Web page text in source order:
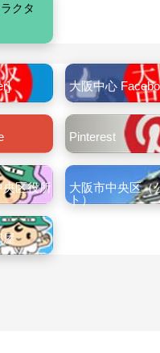
クタ
大阪中心
Pinterest
央区役所
大阪市中央区（
ト）
屋